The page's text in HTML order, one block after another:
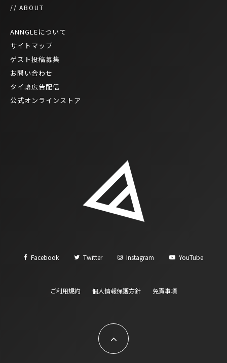
// ABOUT
ANNGLEについて
サイトマップ
ゲスト投稿募集
お問い合わせ
タイ語広告配信
公式オンラインストア
Facebook Twitter Instagram YouTube
ご利用規約 個人情報保護方針 免責事項